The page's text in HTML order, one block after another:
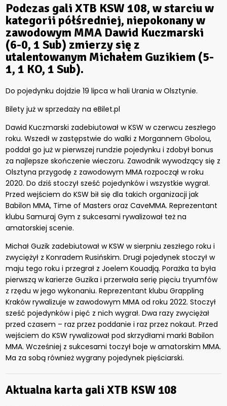
Podczas gali XTB KSW 108, w starciu w
kategorii półśredniej, niepokonany w
zawodowym MMA Dawid Kuczmarski
(6-0, 1 Sub) zmierzy się z
utalentowanym Michałem Guzikiem (5-
1, 1 KO, 1 Sub).
Do pojedynku dojdzie 19 lipca w hali Urania w Olsztynie.
Bilety już w sprzedaży na eBilet.pl
Dawid Kuczmarski zadebiutował w KSW w czerwcu zeszłego
roku. Wszedł w zastępstwie do walki z Morgannem Gbolou,
poddał go już w pierwszej rundzie pojedynku i zdobył bonus
za najlepsze skończenie wieczoru. Zawodnik wywodzący się z
Olsztyna przygodę z zawodowym MMA rozpoczął w roku
2020. Do dziś stoczył sześć pojedynków i wszystkie wygrał.
Przed wejściem do KSW bił się dla takich organizacji jak
Babilon MMA, Time of Masters oraz CaveMMA. Reprezentant
klubu Samuraj Gym z sukcesami rywalizował też na
amatorskiej scenie.
Michał Guzik zadebiutował w KSW w sierpniu zeszłego roku i
zwyciężył z Konradem Rusińskim. Drugi pojedynek stoczył w
maju tego roku i przegrał z Joelem Kouadją. Porażka ta była
pierwszą w karierze Guzika i przerwała serię pięciu tryumfów
z rzędu w jego wykonaniu. Reprezentant klubu Grappling
Kraków rywalizuje w zawodowym MMA od roku 2022. Stoczył
sześć pojedynków i pięć z nich wygrał. Dwa razy zwyciężał
przed czasem – raz przez poddanie i raz przez nokaut. Przed
wejściem do KSW rywalizował pod skrzydłami marki Babilon
MMA. Wcześniej z sukcesami toczył boje w amatorskim MMA.
Ma za sobą również wygrany pojedynek pięściarski.
​Aktualna karta gali XTB KSW 108